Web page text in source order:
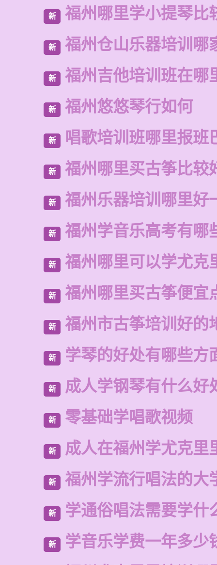
新 福州哪里学小提琴比
新 福州仓山乐器培训哪
新 福州吉他培训班在哪
新 福州悠悠琴行如何
新 唱歌培训班哪里报班
新 福州哪里买古筝比较
新 福州乐器培训哪里好
新 福州学音乐高考有哪
新 福州哪里可以学尤克
新 福州哪里买古筝便宜
新 福州市古筝培训好的
新 学琴的好处有哪些方
新 成人学钢琴有什么好
新 零基础学唱歌视频
新 成人在福州学尤克里
新 福州学流行唱法的大
新 学通俗唱法需要学什
新 学音乐学费一年多少